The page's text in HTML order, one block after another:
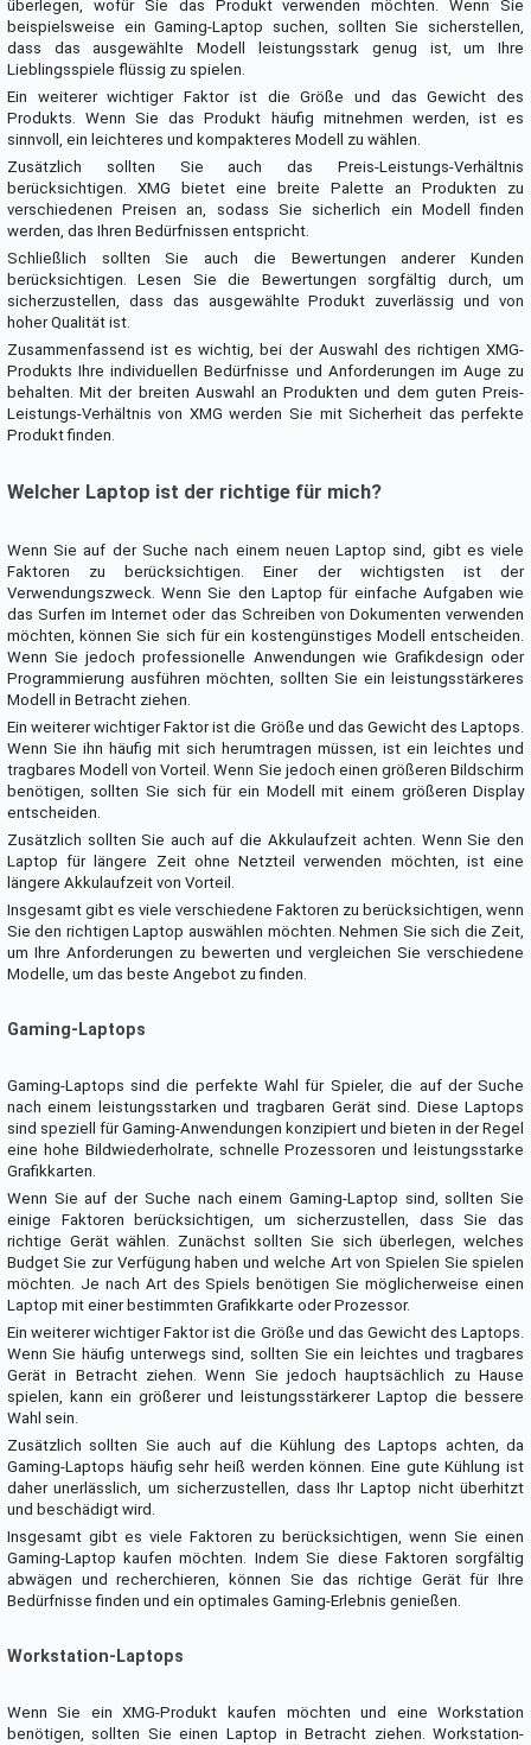
überlegen, wofür Sie das Produkt verwenden möchten. Wenn Sie
beispielsweise ein Gaming-Laptop suchen, sollten Sie sicherstellen,
dass das ausgewählte Modell leistungsstark genug ist, um Ihre
Lieblingsspiele flüssig zu spielen.
Ein weiterer wichtiger Faktor ist die Größe und das Gewicht des
Produkts. Wenn Sie das Produkt häufig mitnehmen werden, ist es
sinnvoll, ein leichteres und kompakteres Modell zu wählen.
Zusätzlich sollten Sie auch das Preis-Leistungs-Verhältnis
berücksichtigen. XMG bietet eine breite Palette an Produkten zu
verschiedenen Preisen an, sodass Sie sicherlich ein Modell finden
werden, das Ihren Bedürfnissen entspricht.
Schließlich sollten Sie auch die Bewertungen anderer Kunden
berücksichtigen. Lesen Sie die Bewertungen sorgfältig durch, um
sicherzustellen, dass das ausgewählte Produkt zuverlässig und von
hoher Qualität ist.
Zusammenfassend ist es wichtig, bei der Auswahl des richtigen XMG-
Produkts Ihre individuellen Bedürfnisse und Anforderungen im Auge zu
behalten. Mit der breiten Auswahl an Produkten und dem guten Preis-
Leistungs-Verhältnis von XMG werden Sie mit Sicherheit das perfekte
Produkt finden.
Welcher Laptop ist der richtige für mich?
Wenn Sie auf der Suche nach einem neuen Laptop sind, gibt es viele
Faktoren zu berücksichtigen. Einer der wichtigsten ist der
Verwendungszweck. Wenn Sie den Laptop für einfache Aufgaben wie
das Surfen im Internet oder das Schreiben von Dokumenten verwenden
möchten, können Sie sich für ein kostengünstiges Modell entscheiden.
Wenn Sie jedoch professionelle Anwendungen wie Grafikdesign oder
Programmierung ausführen möchten, sollten Sie ein leistungsstärkeres
Modell in Betracht ziehen.
Ein weiterer wichtiger Faktor ist die Größe und das Gewicht des Laptops.
Wenn Sie ihn häufig mit sich herumtragen müssen, ist ein leichtes und
tragbares Modell von Vorteil. Wenn Sie jedoch einen größeren Bildschirm
benötigen, sollten Sie sich für ein Modell mit einem größeren Display
entscheiden.
Zusätzlich sollten Sie auch auf die Akkulaufzeit achten. Wenn Sie den
Laptop für längere Zeit ohne Netzteil verwenden möchten, ist eine
längere Akkulaufzeit von Vorteil.
Insgesamt gibt es viele verschiedene Faktoren zu berücksichtigen, wenn
Sie den richtigen Laptop auswählen möchten. Nehmen Sie sich die Zeit,
um Ihre Anforderungen zu bewerten und vergleichen Sie verschiedene
Modelle, um das beste Angebot zu finden.
Gaming-Laptops
Gaming-Laptops sind die perfekte Wahl für Spieler, die auf der Suche
nach einem leistungsstarken und tragbaren Gerät sind. Diese Laptops
sind speziell für Gaming-Anwendungen konzipiert und bieten in der Regel
eine hohe Bildwiederholrate, schnelle Prozessoren und leistungsstarke
Grafikkarten.
Wenn Sie auf der Suche nach einem Gaming-Laptop sind, sollten Sie
einige Faktoren berücksichtigen, um sicherzustellen, dass Sie das
richtige Gerät wählen. Zunächst sollten Sie sich überlegen, welches
Budget Sie zur Verfügung haben und welche Art von Spielen Sie spielen
möchten. Je nach Art des Spiels benötigen Sie möglicherweise einen
Laptop mit einer bestimmten Grafikkarte oder Prozessor.
Ein weiterer wichtiger Faktor ist die Größe und das Gewicht des Laptops.
Wenn Sie häufig unterwegs sind, sollten Sie ein leichtes und tragbares
Gerät in Betracht ziehen. Wenn Sie jedoch hauptsächlich zu Hause
spielen, kann ein größerer und leistungsstärkerer Laptop die bessere
Wahl sein.
Zusätzlich sollten Sie auch auf die Kühlung des Laptops achten, da
Gaming-Laptops häufig sehr heiß werden können. Eine gute Kühlung ist
daher unerlässlich, um sicherzustellen, dass Ihr Laptop nicht überhitzt
und beschädigt wird.
Insgesamt gibt es viele Faktoren zu berücksichtigen, wenn Sie einen
Gaming-Laptop kaufen möchten. Indem Sie diese Faktoren sorgfältig
abwägen und recherchieren, können Sie das richtige Gerät für Ihre
Bedürfnisse finden und ein optimales Gaming-Erlebnis genießen.
Workstation-Laptops
Wenn Sie ein XMG-Produkt kaufen möchten und eine Workstation
benötigen, sollten Sie einen Laptop in Betracht ziehen. Workstation-